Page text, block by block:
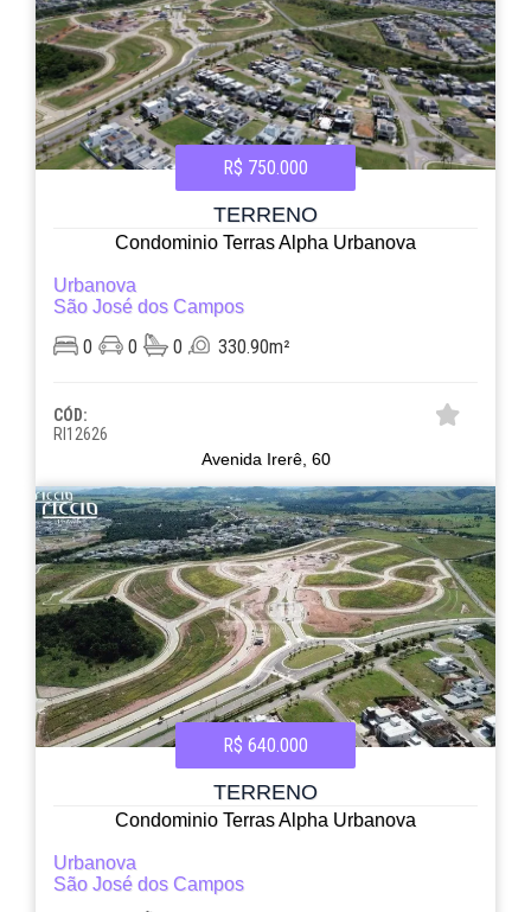
R$ 750.000
TERRENO
Condominio Terras Alpha Urbanova
Urbanova
São José dos Campos
0 0 0 330.90m²
CÓD:
RI12626
Avenida Irerê, 60
R$ 640.000
TERRENO
Condominio Terras Alpha Urbanova
Urbanova
São José dos Campos